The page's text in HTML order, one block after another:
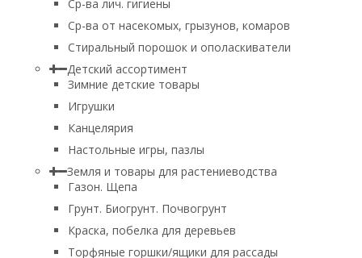
Ср-ва лич. гигиены
Ср-ва от насекомых, грызунов, комаров
Стиральный порошок и ополаскиватели
Детский ассортимент
Зимние детские товары
Игрушки
Канцелярия
Настольные игры, пазлы
Земля и товары для растениеводства
Газон. Щепа
Грунт. Биогрунт. Почвогрунт
Краска, побелка для деревьев
Торфяные горшки/ящики для рассады